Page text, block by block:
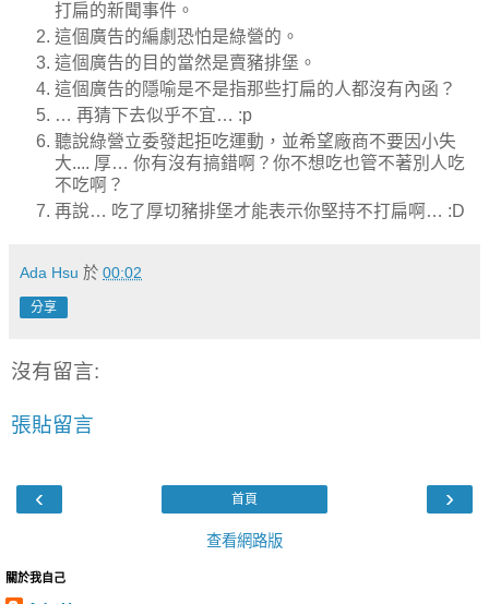
打扁的新聞事件。
這個廣告的編劇恐怕是綠營的。
這個廣告的目的當然是賣豬排堡。
這個廣告的隱喻是不是指那些打扁的人都沒有內函？
… 再猜下去似乎不宜… :p
聽說綠營立委發起拒吃運動，並希望廠商不要因小失
大.... 厚… 你有沒有搞錯啊？你不想吃也管不著別人吃
不吃啊？
再說… 吃了厚切豬排堡才能表示你堅持不打扁啊… :D
Ada Hsu 於 00:02
分享
沒有留言:
張貼留言
‹ ›
首頁
查看網路版
關於我自己